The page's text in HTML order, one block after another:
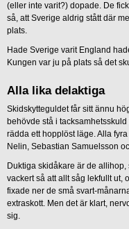
(eller inte varit?) dopade. De
så, att Sverige aldrig stått där
plats.
Hade Sverige varit England
Kungen var ju på plats så det
Alla lika delaktiga
Skidskytteguldet får sitt ännu
behövde stå i
rädda ett hopplöst läge. Alla
Nelin, Sebastian Samuelsson
Duktiga skidåkare är de
vackert så att allt såg lekfullt ut,
fixade ner de små svart-
extraskott. Men det är klart,
sig.